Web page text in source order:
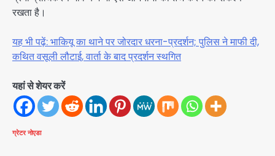
रखता है।
यह भी पढ़ें: भाकियू का थाने पर जोरदार धरना-प्रदर्शन; पुलिस ने माफी दी,
कथित वसूली लौटाई, वार्ता के बाद प्रदर्शन स्थगित
यहां से शेयर करें
ग्रेटर नोएडा